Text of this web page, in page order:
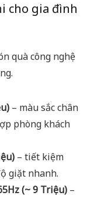
cho gia đình
quà công nghệ
– màu sắc chân
phòng khách
– tiết kiệm
giặt nhanh.
(~ 9 Triệu) –